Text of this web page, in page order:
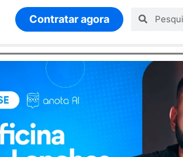
Contratar agora